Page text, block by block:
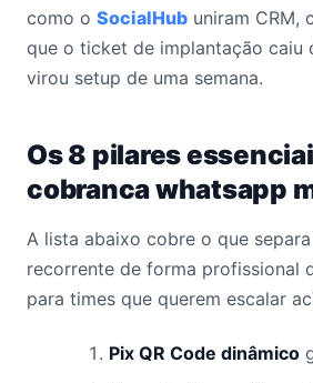
como o SocialHub uniram CRM,
que o ticket de implantação
virou setup de uma semana.
Os 8 pilares
cobranca whatsapp
A lista abaixo cobre o que
recorrente de forma profissional
para times que querem escalar
Pix QR Code dinâmico